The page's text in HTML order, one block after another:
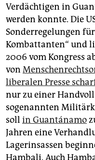
Verdächtigen in
werden konnte. Die
Sonderregelungen
Kombattanten“ und
2006 vom Kongress
von
liberalen Presse
nur zu einer
sogenannten
soll in Guantánamo
Jahren eine
Lagerinsassen
Hambali. Auch